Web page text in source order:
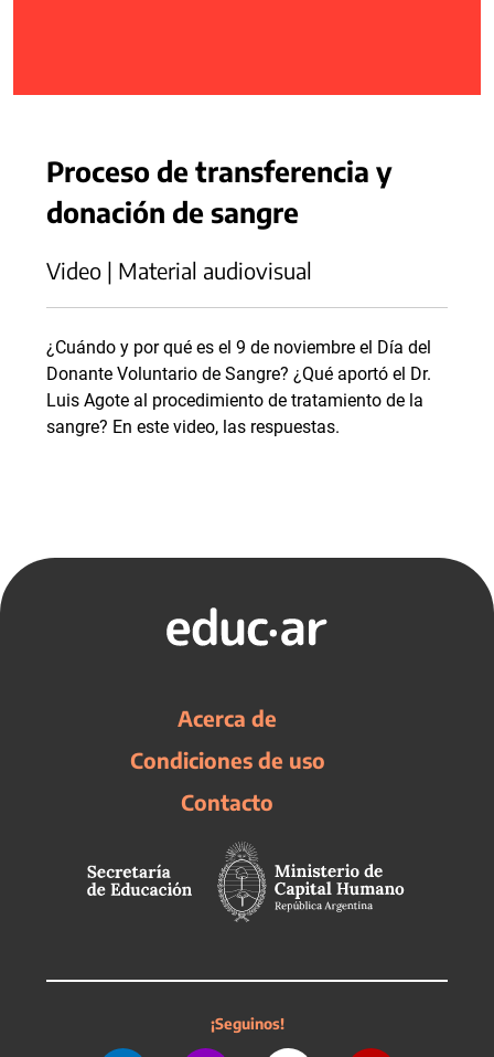
Proceso de transferencia y
donación de sangre
Video | Material audiovisual
¿Cuándo y por qué es el 9 de noviembre el Día del
Donante Voluntario de Sangre? ¿Qué aportó el Dr.
Luis Agote al procedimiento de tratamiento de la
sangre? En este video, las respuestas.
Acerca de
Condiciones de uso
Contacto
¡Seguinos!